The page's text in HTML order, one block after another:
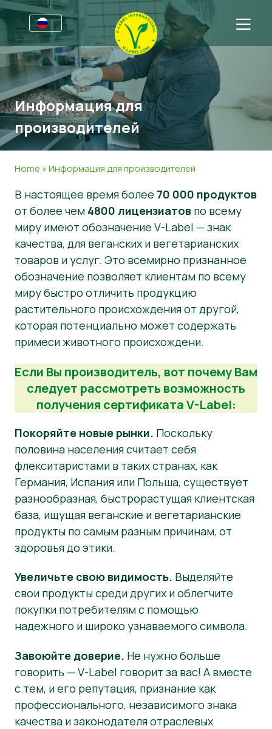
Для бизнеса
Информация для производителей
V-Label Webinars
Преимуществах
Критерии V-Label
Resources
Получить сертификат
Секторы
Общая информация
Продукти питания
Косметика и чистящие средства
Non-Food
Для потребителей
Общая информация
О нас
About Us
Свяжитесь с нами
Получить сертификат
Сообщить о злоупотреблении
Customer area
Новости
Материалы для прессы
Информация для
производителей
Home »Информация для производителей
В настоящее время более 70 000 продуктов
от более чем 4800 лицензиатов по всему
миру имеют обозначение V-Label — знак
качества, для веганских и вегетарианских
товаров и услуг. Это всемирно признанное
обозначение позволяет клиентам по всему
миру быстро отличить продукцию
растительного происхождения от другой,
которая потенциально может содержать
примеси животного происхождени.
Если Вы производитель, вот почему Вам
следует рассмотреть возможность
получения сертификата V-Label:
Покоряйте новые рынки. Поскольку
половина населения считает себя
флекситаристами в таких странах, как
Германия, Испания или Польша, существует
разнообразная, быстрорастущая клиентская
база, ищущая веганские и вегетарианские
продукты по самым разным причинам, от
здоровья до этики.
Увеличьте свою видимость. Выделяйте
свои продукты среди других и облегчите
покупки потребителям с помощью
надежного и широко узнаваемого символа.
Завоюйте доверие. Не нужно больше
говорить — V-Label говорит за вас! А вместе
с тем, и его репутация, признание как
профессионального, независимого знака
качества и законодателя отраслевых